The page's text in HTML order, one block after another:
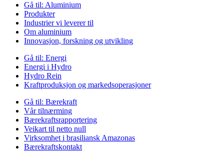
Gå til: Aluminium
Produkter
Industrier vi leverer til
Om aluminium
Innovasjon, forskning og utvikling
Gå til: Energi
Energi i Hydro
Hydro Rein
Kraftproduksjon og markedsoperasjoner
Gå til: Bærekraft
Vår tilnærming
Bærekraftsrapportering
Veikart til netto null
Virksomhet i brasiliansk Amazonas
Bærekraftskontakt